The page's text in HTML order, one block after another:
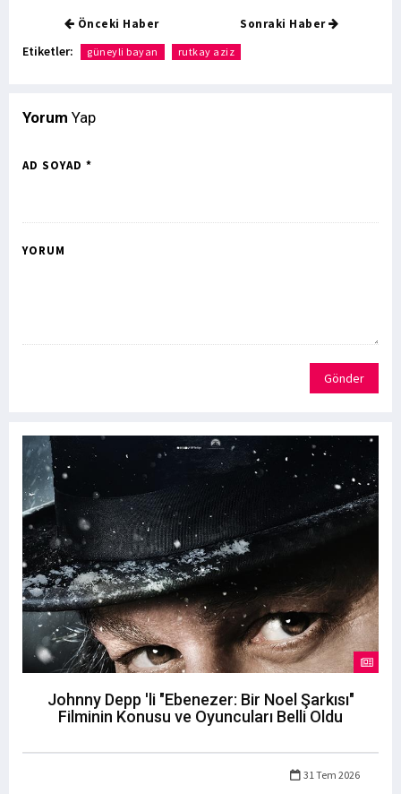
Önceki Haber Sonraki Haber
Etiketler: güneyli bayan rutkay aziz
Yorum Yap
AD SOYAD *
YORUM
Gönder
Johnny Depp 'li "Ebenezer: Bir Noel Şarkısı"
Filminin Konusu ve Oyuncuları Belli Oldu
31 Tem 2026